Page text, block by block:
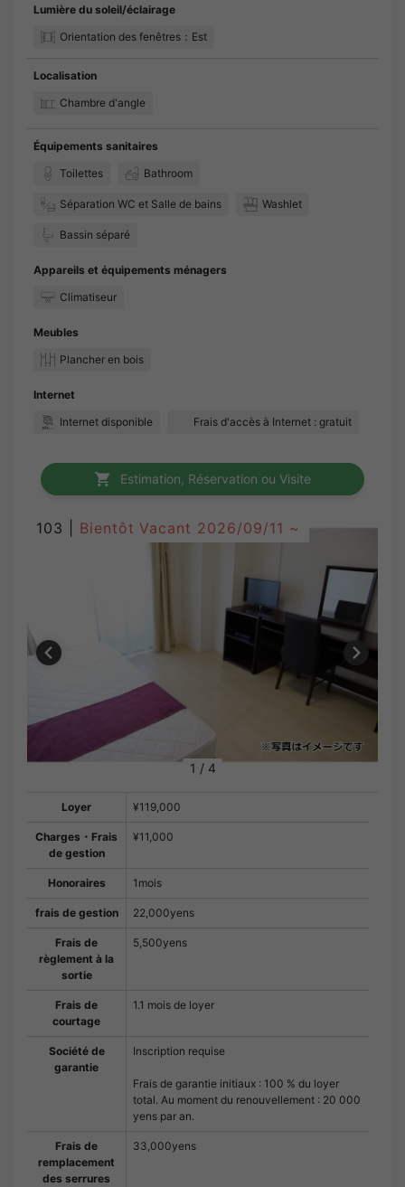
Lumière du soleil/éclairage
Orientation des fenêtres：Est
Localisation
Chambre d'angle
Équipements sanitaires
Toilettes
Bathroom
Séparation WC et Salle de bains Washlet
Bassin séparé
Appareils et équipements ménagers
Climatiseur
Meubles
Plancher en bois
Internet
Internet disponible
Frais d'accès à Internet : gratuit
Estimation, Réservation ou Visite
103 | Bientôt Vacant 2026/09/11 ~
1 / 4
Loyer ¥119,000
Charges・Frais
de gestion
¥11,000
Honoraires 1mois
frais de gestion 22,000yens
Frais de
règlement à la
sortie
5,500yens
Frais de
courtage
1.1 mois de loyer
Société de
garantie
Inscription requise
Frais de garantie initiaux : 100 % du loyer
total. Au moment du renouvellement : 20 000
yens par an.
Frais de
remplacement
des serrures
33,000yens